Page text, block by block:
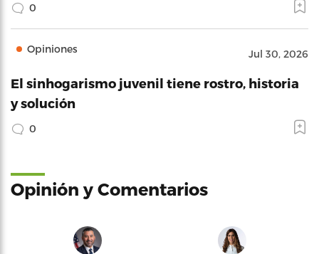
0
Opiniones Jul 30, 2026
El sinhogarismo juvenil tiene rostro, historia
y solución
0
Opinión y Comentarios